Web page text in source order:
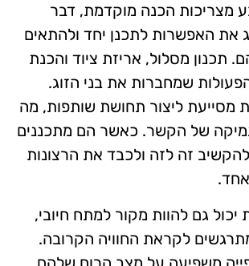
מצריכות הכנה מוקדמת, דבר
את האפשרות לתכנן יחד ולהתאים
תכנון מסלול, אריזת ציוד והכנת
שמחברות את בני הזוג.
מסייעת ליצור תחושת שותפות, מה
של הקשר. כאשר הם מתכננים
זה לזה ולכבד את הרצונות
יכול גם להוות מקור למתח חיובי,
לקראת החוויה הקרובה.